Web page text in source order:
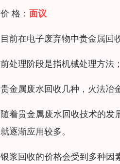
价 格： 面议
目前在电子废弃物中贵金属回
前处理阶段是指机械处理方法
贵金属废水回收几种，火法冶
随着贵金属废水回收技术的发
就逐渐应用较多。
银浆回收的价格会受到多种因